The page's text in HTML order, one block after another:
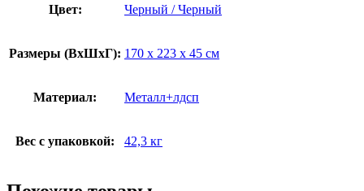
Цвет: Черный / Черный
Размеры (ВxШxГ): 170 x 223 x 45 см
Материал: Металл+лдсп
Вес с упаковкой: 42,3 кг